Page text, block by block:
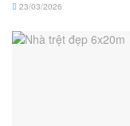
23/03/2026